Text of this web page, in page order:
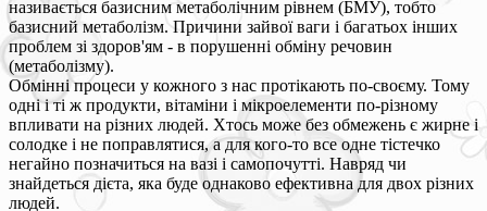
називається базисним метаболічним рівнем (БМУ), тобто
базисний метаболізм. Причини зайвої ваги і багатьох інших
проблем зі здоров'ям - в порушенні обміну речовин
(метаболізму).
Обмінні процеси у кожного з нас протікають по-своєму. Тому
одні і ті ж продукти, вітаміни і мікроелементи по-різному
впливати на різних людей. Хтось може без обмежень є жирне і
солодке і не поправлятися, а для кого-то все одне тістечко
негайно позначиться на вазі і самопочутті. Навряд чи
знайдеться дієта, яка буде однаково ефективна для двох різних
людей.